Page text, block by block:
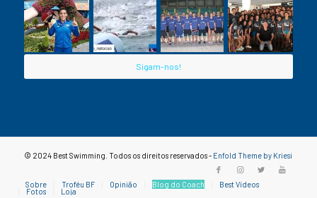
Sigam-nos!
© 2024 Best Swimming. Todos os direitos reservados - Enfold Theme by Kriesi
Sobre Troféu BF Opinião Blog do Coach Best Vídeos
Fotos Loja